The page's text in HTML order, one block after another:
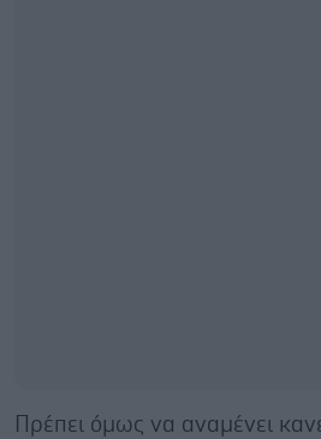
Πρέπει όμως να αναμένει